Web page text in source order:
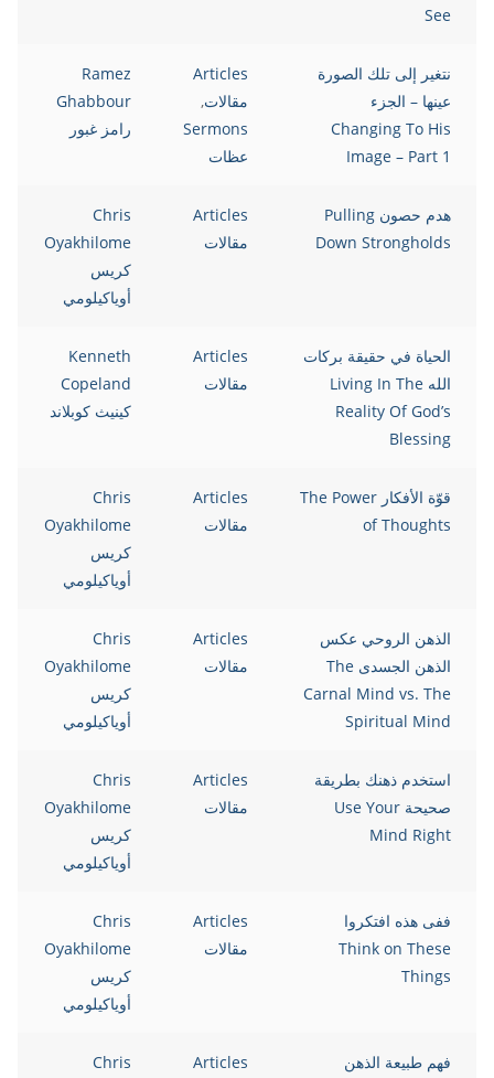
See
نتغير إلى تلك الصورة
عينها – الجزء
Changing To His
Image – Part 1
Articles
مقالات,
Sermons
عظات
Ramez
Ghabbour
رامز غبور
هدم حصون Pulling
Down Strongholds
Articles
مقالات
Chris
Oyakhilome
كريس
أوياكيلومي
الحياة في حقيقة بركات
الله Living In The
Reality Of God’s
Blessing
Articles
مقالات
Kenneth
Copeland
كينيث كوبلاند
قوّة الأفكار The Power
of Thoughts
Articles
مقالات
Chris
Oyakhilome
كريس
أوياكيلومي
الذهن الروحي عكس
الذهن الجسدى The
Carnal Mind vs. The
Spiritual Mind
Articles
مقالات
Chris
Oyakhilome
كريس
أوياكيلومي
استخدم ذهنك بطريقة
صحيحة Use Your
Mind Right
Articles
مقالات
Chris
Oyakhilome
كريس
أوياكيلومي
ففى هذه افتكروا
Think on These
Things
Articles
مقالات
Chris
Oyakhilome
كريس
أوياكيلومي
فهم طبيعة الذهن
Articles
Chris